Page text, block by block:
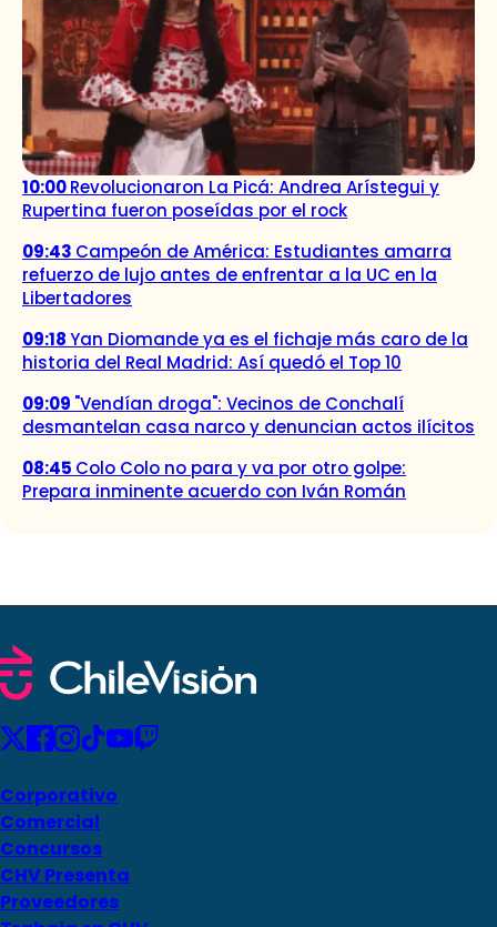
10:00Revolucionaron La Picá: Andrea Arístegui y
Rupertina fueron poseídas por el rock
09:43 Campeón de América: Estudiantes amarra
refuerzo de lujo antes de enfrentar a la UC en la
Libertadores
09:18Yan Diomande ya es el fichaje más caro de la
historia del Real Madrid: Así quedó el Top 10
09:09 "Vendían droga": Vecinos de Conchalí
desmantelan casa narco y denuncian actos ilícitos
08:45 Colo Colo no para y va por otro golpe:
Prepara inminente acuerdo con Iván Román
Corporativo
Comercial
Concursos
CHV Presenta
Proveedores